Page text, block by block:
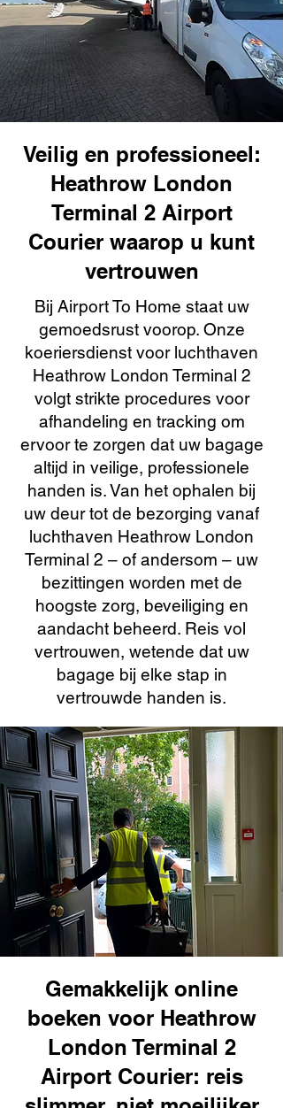
Veilig en professioneel:
Heathrow London
Terminal 2 Airport
Courier waarop u kunt
vertrouwen
Bij Airport To Home staat uw
gemoedsrust voorop. Onze
koeriersdienst voor luchthaven
Heathrow London Terminal 2
volgt strikte procedures voor
afhandeling en tracking om
ervoor te zorgen dat uw bagage
altijd in veilige, professionele
handen is. Van het ophalen bij
uw deur tot de bezorging vanaf
luchthaven Heathrow London
Terminal 2 – of andersom – uw
bezittingen worden met de
hoogste zorg, beveiliging en
aandacht beheerd. Reis vol
vertrouwen, wetende dat uw
bagage bij elke stap in
vertrouwde handen is.
Gemakkelijk online
boeken voor Heathrow
London Terminal 2
Airport Courier: reis